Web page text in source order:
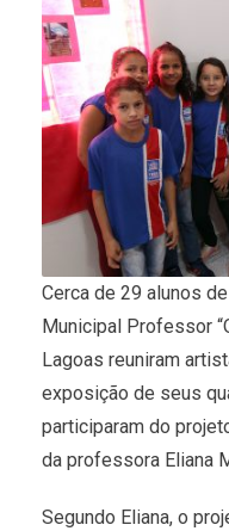
Cerca de 29 alunos
Municipal Professor
Lagoas reuniram
exposição de seus
participaram do
da professora Eliana
Segundo Eliana, o